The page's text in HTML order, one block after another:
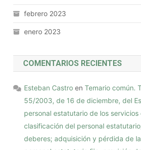
febrero 2023
enero 2023
COMENTARIOS RECIENTES
Esteban Castro enTemario común.
55/2003, de 16 de diciembre, del
personal estatutario de los servicios
clasificación del personal
deberes; adquisición y pérdida de